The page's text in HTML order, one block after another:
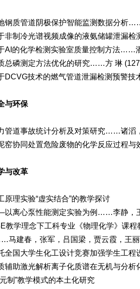
钢质管道阴极保护智能监测数据分析
非制冷光谱视频成像的液氨储罐泄漏
AI的化学检测实验室质量控制方法……
总磷测定方法优化的研究……方 琳
DCVG技术的燃气管道泄漏检测预警技
与环保
管道事故统计分析及对策研究……诸滔
窑协同处置危险废物的化学反应过程
与改革
原理实验“虚实结合”的教学探讨
离心泵性能测定实验为例……李静，
教学理念下工科专业《物理化学》课程
马建春，张军，吕国梁，贾云霞，王
全国大学生化工设计竞赛加强学生工
辅助激光解析离子化质谱在无机与分析
制”教学模式的本土化研究